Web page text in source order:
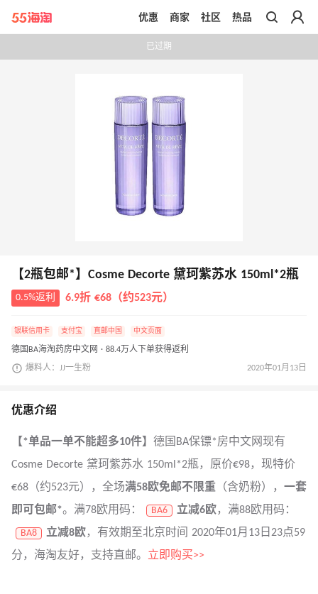
带你去官网买正品
优惠 商家 社区 热品
已过期
【2瓶包邮*】Cosme Decorte 黛珂紫苏水 150ml*2瓶
0.5%返利 6.9折 €68（约523元）
银联信用卡 支付宝 直邮中国 中文页面
德国BA海淘药房中文网 · 88.4万人下单获得返利
爆料人：JJ一生粉 2020年01月13日
优惠介绍
【*单品一单不能超多10件】 德国BA保镖*房中文网现有
Cosme Decorte 黛珂紫苏水 150ml*2瓶，原价€98，现特价
€68（约523元），全场满58欧免邮不限重 （含奶粉）， 一套
即可包邮*。满78欧用码： BA6 立减6欧 ，满88欧用码：
BA8 立减8欧 ，有效期至北京时间 2020年01月13日23点59
分，海淘友好，支持直邮。 立即购买>>